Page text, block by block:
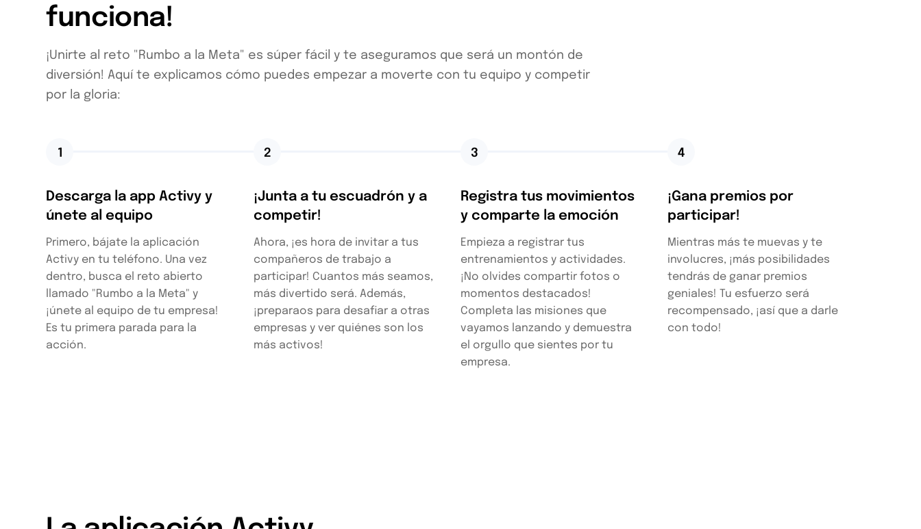
funciona!
¡Unirte al reto "Rumbo a la Meta" es súper fácil y te aseguramos que será un montón de
diversión! Aquí te explicamos cómo puedes empezar a moverte con tu equipo y competir
por la gloria:
1
Descarga la app Activy y
únete al equipo
Primero, bájate la aplicación
Activy en tu teléfono. Una vez
dentro, busca el reto abierto
llamado "Rumbo a la Meta" y
¡únete al equipo de tu empresa!
Es tu primera parada para la
acción.
2
¡Junta a tu escuadrón y a
competir!
Ahora, ¡es hora de invitar a tus
compañeros de trabajo a
participar! Cuantos más seamos,
más divertido será. Además,
¡preparaos para desafiar a otras
empresas y ver quiénes son los
más activos!
3
Registra tus movimientos
y comparte la emoción
Empieza a registrar tus
entrenamientos y actividades.
¡No olvides compartir fotos o
momentos destacados!
Completa las misiones que
vayamos lanzando y demuestra
el orgullo que sientes por tu
empresa.
4
¡Gana premios por
participar!
Mientras más te muevas y te
involucres, ¡más posibilidades
tendrás de ganar premios
geniales! Tu esfuerzo será
recompensado, ¡así que a darle
con todo!